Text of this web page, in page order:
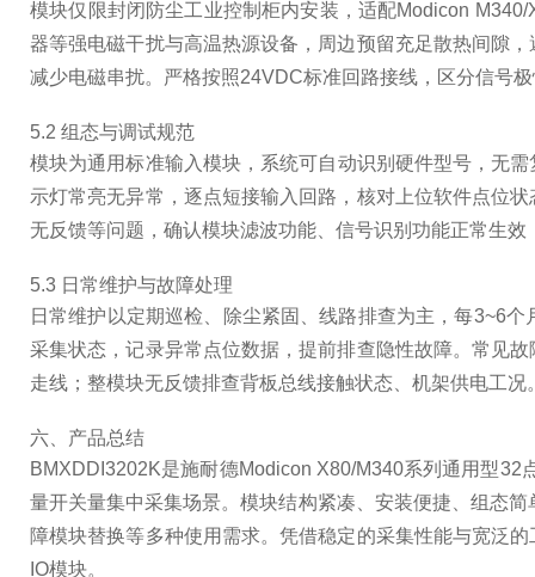
模块仅限封闭防尘工业控制柜内安装，适配Modicon
器等强电磁干扰与高温热源设备，周边预留充足散热间隙
减少电磁串扰。严格按照24VDC标准回路接线，区分信号
5.2 组态与调试规范
模块为通用标准输入模块，系统可自动识别硬件型号，无
示灯常亮无异常，逐点短接输入回路，核对上位软件点位
无反馈等问题，确认模块滤波功能、信号识别功能正常生
5.3 日常维护与故障处理
日常维护以定期巡检、除尘紧固、线路排查为主，每3~6
采集状态，记录异常点位数据，提前排查隐性故障。常见
走线；整模块无反馈排查背板总线接触状态、机架供电工
六、产品总结
BMXDDI3202K是施耐德Modicon X80/M340系列通用型
量开关量集中采集场景。模块结构紧凑、安装便捷、组态
障模块替换等多种使用需求。凭借稳定的采集性能与宽泛
IO模块。